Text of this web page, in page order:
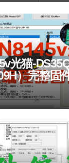
光猫-
）完整固